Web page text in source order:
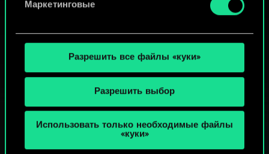
Маркетинговые
Разрешить все файлы «куки»
Разрешить выбор
Использовать только необходимые файлы
«куки»
МОЖЕТ ПАРТЕЕЧКУ В ГВИНТ?